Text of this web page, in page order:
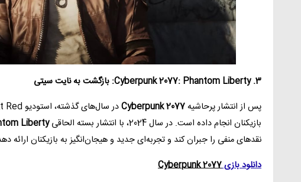
3. Cyberpunk 2077: Phantom Liberty: بازگشت به نایت سیتی
پس از انتشار پرحاشیهCyberpunk 2077
بازیکنان انجام داده است. در سال 2024، با انتشار بسته الحاقی
Liberty
نقدهای منفی را جبران کند و تجربه‌ای جدید و هیجان‌انگیز به بازیکنان ارائه
دانلود بازیCyberpunk 2077